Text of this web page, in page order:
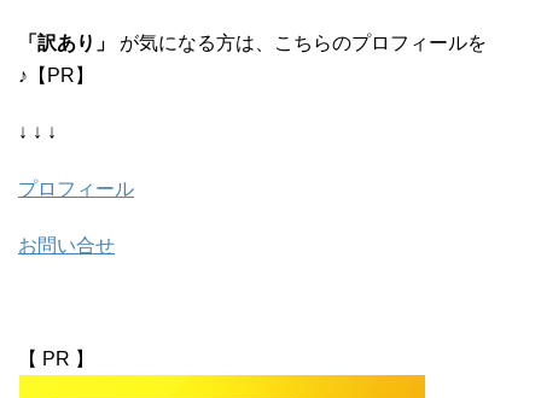
「訳あり」
が気になる方は、こちらのプロフィールを
♪【PR】
↓ ↓ ↓
プロフィール
お問い合せ
【 PR 】